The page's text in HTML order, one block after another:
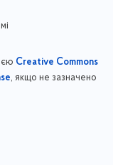
Creative Commons
, якщо не зазначено